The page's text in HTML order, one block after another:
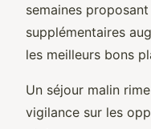
semaines
supplémentaires
les meilleurs bons
Un séjour malin
vigilance sur les